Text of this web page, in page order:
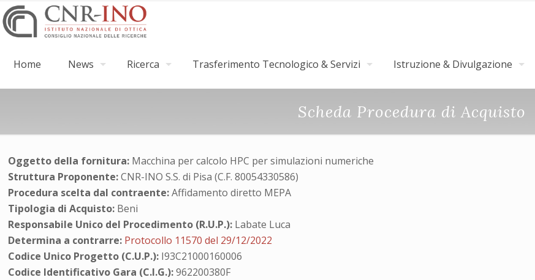
Home News Ricerca Trasferimento Tecnologico & Servizi Istruzione & Divulgazione
Scheda Procedura di Acquisto
Oggetto della fornitura: Macchina per calcolo HPC per simulazioni numeriche
Struttura Proponente:CNR-INO S.S. di Pisa (C.F. 80054330586)
Procedura scelta dal contraente:Affidamento diretto MEPA
Tipologia di Acquisto: Beni
Responsabile Unico del Procedimento (R.U.P.): Labate Luca
Determina a contrarre: Protocollo 11570 del 29/12/2022
Codice Unico Progetto (C.U.P.): I93C21000160006
Codice Identificativo Gara (C.I.G.):962200380F